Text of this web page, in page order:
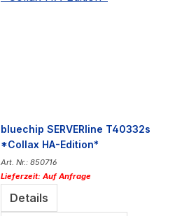
bluechip SERVERline T40332s
*Collax HA-Edition*
Art. Nr.: 850716
Lieferzeit: Auf Anfrage
Details